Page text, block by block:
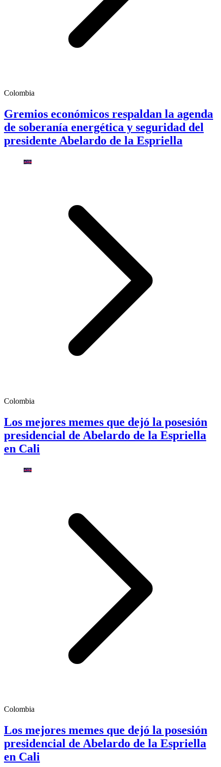
Colombia
Gremios económicos respaldan la agenda
de soberanía energética y seguridad del
presidente Abelardo de la Espriella
Colombia
Los mejores memes que dejó la posesión
presidencial de Abelardo de la Espriella
en Cali
Colombia
Los mejores memes que dejó la posesión
presidencial de Abelardo de la Espriella
en Cali